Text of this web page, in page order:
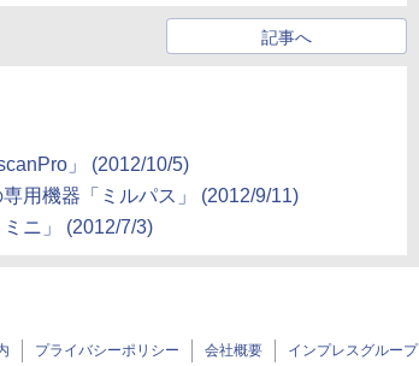
記事へ
」 (2012/10/5)
用機器「ミルパス」 (2012/9/11)
ニ」 (2012/7/3)
プライバシーポリシー 会社概要 インプレスグループ